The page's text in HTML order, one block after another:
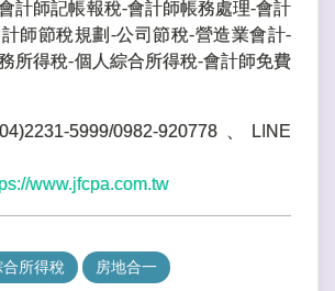
計師記帳報稅-會計師帳務處理-會計
師節稅規劃-公司節稅-營造業會計-
所得稅-個人綜合所得稅-會計師免費
5999/0982-920778、LINE
www.jfcpa.com.tw
所得稅 房地合一